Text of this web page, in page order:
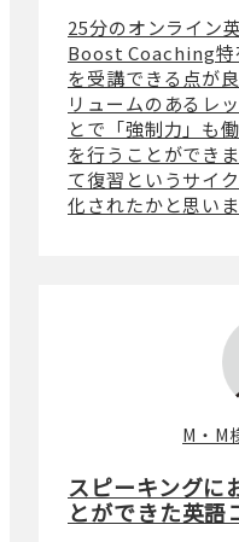
25分のオンライン
Boost Coaching特
を受講できる点が
リュームのあるレ
とで「強制力」も
を行うことができ
て復習というサイ
化されたかと思いま
スピーキングに
とができた英語
M・M